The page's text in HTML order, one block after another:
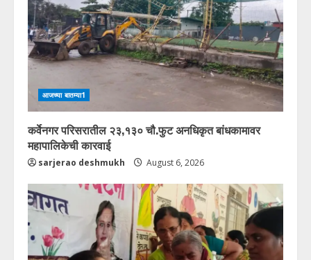
आजच्या बातम्या1
कर्वेनगर परिसरातील २३,१३० चौ.फुट अनधिकृत बांधकामावर
महापालिकेची कारवाई
sarjerao deshmukh August 6, 2026